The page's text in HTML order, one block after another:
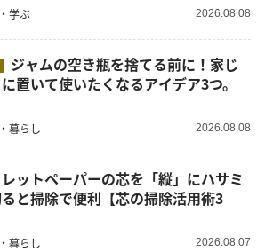
学ぶ 2026.08.08
置いて使いたくなるアイデア3つ。
暮らし 2026.08.08
レットペーパーの芯を「縦」にハサミ
と掃除で便利【芯の掃除活用術3
暮らし 2026.08.07